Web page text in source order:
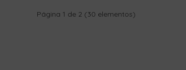
Página 1 de 2 (30 elementos)